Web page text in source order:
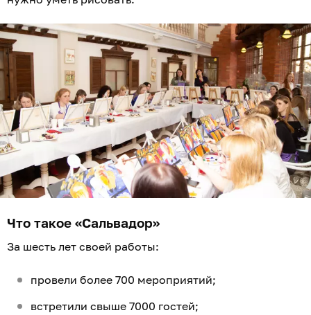
Что такое «Сальвадор»
За шесть лет своей работы:
провели более 700 мероприятий;
встретили свыше 7000 гостей;